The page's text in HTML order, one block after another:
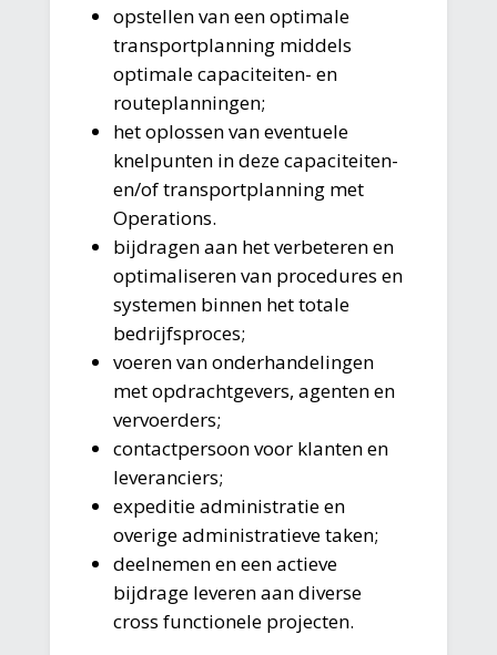
opstellen van een optimale
transportplanning middels
optimale capaciteiten- en
routeplanningen;
het oplossen van eventuele
knelpunten in deze capaciteiten-
en/of transportplanning met
Operations.
bijdragen aan het verbeteren en
optimaliseren van procedures en
systemen binnen het totale
bedrijfsproces;
voeren van onderhandelingen
met opdrachtgevers, agenten en
vervoerders;
contactpersoon voor klanten en
leveranciers;
expeditie administratie en
overige administratieve taken;
deelnemen en een actieve
bijdrage leveren aan diverse
cross functionele projecten.